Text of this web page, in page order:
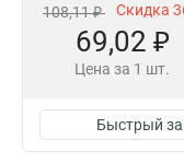
108,11 ₽ Скидка
69,02 ₽
Цена за 1 шт.
Быстрый